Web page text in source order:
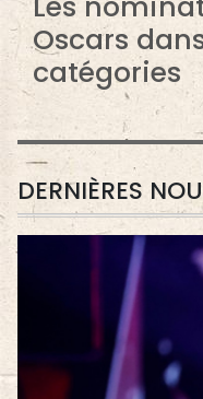
choses à
DERNIÈRES